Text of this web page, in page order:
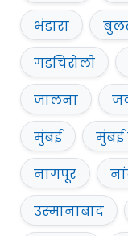
भंडारा
गडचिरोली
जालना
मुंबई
मुंबई
नागपूर
उस्मानाबाद